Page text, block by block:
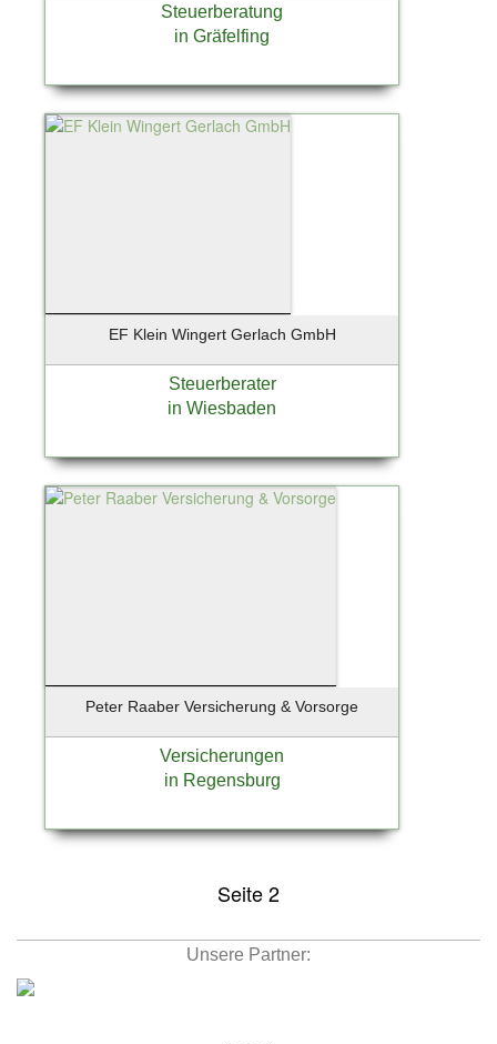
Steuerberatung
in Gräfelfing
EF Klein Wingert Gerlach GmbH
Steuerberater
in Wiesbaden
Peter Raaber Versicherung & Vorsorge
Versicherungen
in Regensburg
Seite 2
Unsere Partner: